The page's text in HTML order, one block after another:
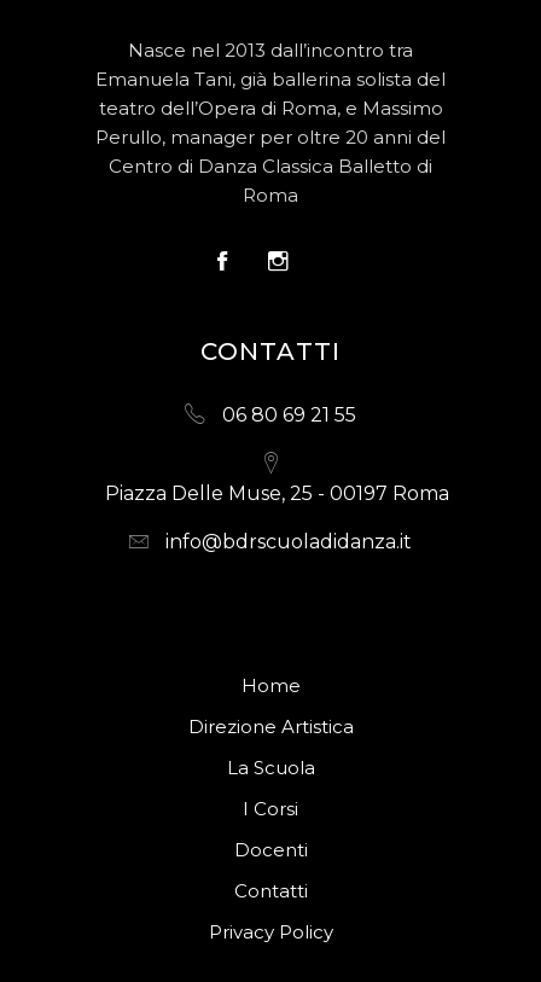
Nasce nel 2013 dall’incontro tra
Emanuela Tani, già ballerina solista del
teatro dell’Opera di Roma, e Massimo
Perullo, manager per oltre 20 anni del
Centro di Danza Classica Balletto di
Roma
CONTATTI
06 80 69 21 55
Piazza Delle Muse, 25 - 00197 Roma
info@bdrscuoladidanza.it
Home
Direzione Artistica
La Scuola
I Corsi
Docenti
Contatti
Privacy Policy